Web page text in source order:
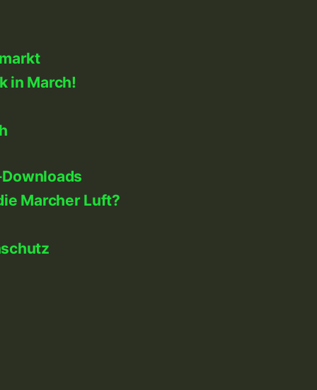
in March!
Marcher Luft?